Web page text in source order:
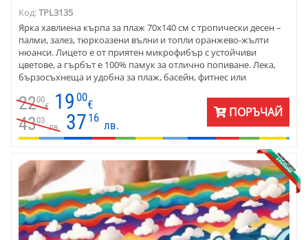
Код:TPL3135
Ярка хавлиена кърпа за плаж 70х140 см с тропически десен –
палми, залез, тюркоазени вълни и топли оранжево-жълти
нюанси. Лицето е от приятен микрофибър с устойчиви
цветове, а гърбът е 100% памук за отлично попиване. Лека,
бързосъхнеща и удобна за плаж, басейн, фитнес или
2200
€ 19 00
€
4303
лв. 37 16
лв.
ПОРЪЧАЙ